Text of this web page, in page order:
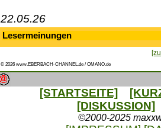
22.05.26
Lesermeinungen
© 2026 www.EBERBACH-CHANNEL.de / OMANO.de
[STARTSEITE]
[DISKUSSION]
©2000-2025